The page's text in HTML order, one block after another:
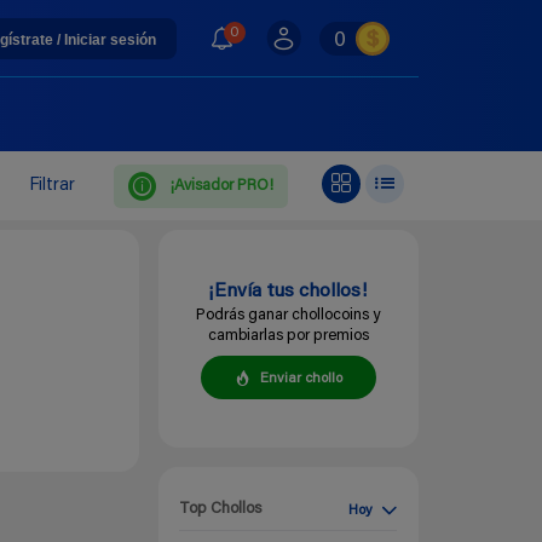
/ Iniciar sesión 0 0
Filtrar ¡Avisador PRO!
¡Envía tus chollos!
Podrás ganar chollocoins y
cambiarlas por premios
Enviar chollo
Top Chollos Hoy